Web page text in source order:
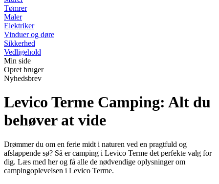
Tømrer
Maler
Elektriker
Vinduer og døre
Sikkerhed
Vedligehold
Min side
Opret bruger
Nyhedsbrev
Levico Terme Camping: Alt du
behøver at vide
Drømmer du om en ferie midt i naturen ved en pragtfuld og
afslappende sø? Så er camping i Levico Terme det perfekte valg for
dig. Læs med her og få alle de nødvendige oplysninger om
campingoplevelsen i Levico Terme.